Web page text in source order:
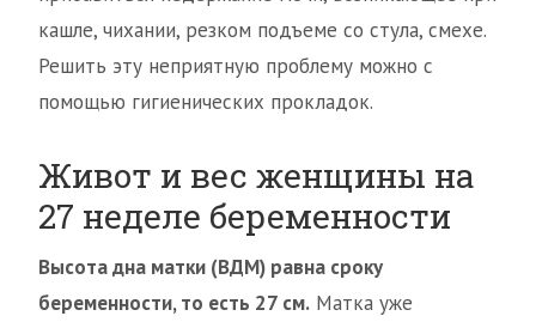
кашле, чихании, резком подъеме со стула, смехе.
Решить эту неприятную проблему можно с
помощью гигиенических прокладок.
Живот и вес женщины на
27 неделе беременности
Высота дна матки (ВДМ) равна сроку
беременности, то есть 27 см. Матка уже